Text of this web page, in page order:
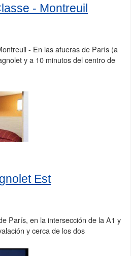
- Montreuil
- En las afueras de París (a
y a 10 minutos del centro de
Est
París, en la intersección de la A1 y
y cerca de los dos